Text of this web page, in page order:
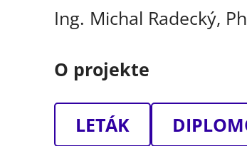
Ing. Michal Radecký,
O projekte
LETÁK